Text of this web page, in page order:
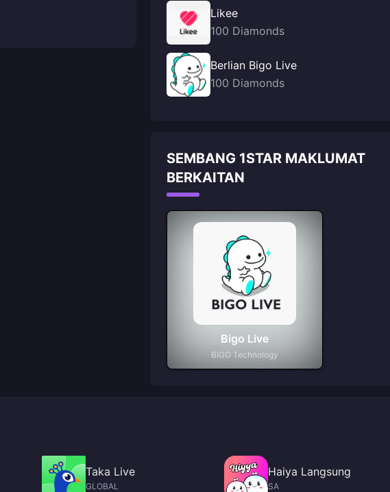
Likee
100 Diamonds
Berlian Bigo Live
100 Diamonds
SEMBANG 1STAR MAKLUMAT
BERKAITAN
Bigo Live
BIGO Technology
Taka Live
GLOBAL
Haiya Langsung
SA